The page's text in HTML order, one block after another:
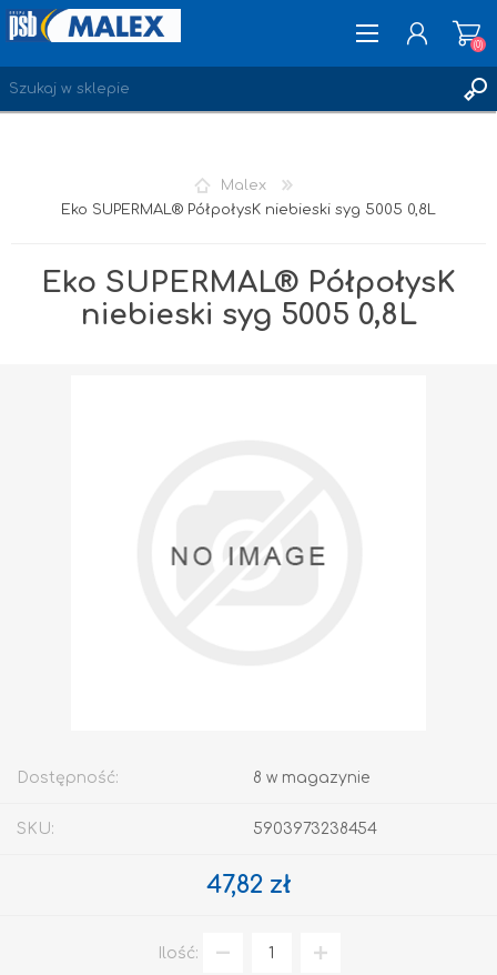
LOGOWANIE
(0)
Malex
Eko SUPERMAL® PółpołysK niebieski syg 5005 0,8L
Eko SUPERMAL® PółpołysK
niebieski syg 5005 0,8L
Dostępność: 8 w magazynie
SKU: 5903973238454
47,82 zł
Ilość: